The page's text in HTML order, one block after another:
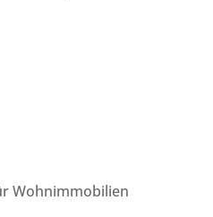
Wohnimmobilien